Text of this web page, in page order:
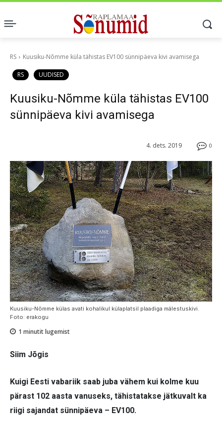
RS Kuusiku-Nõmme küla tähistas EV100 sünnipäeva kivi avamisega
RS UUDISED
Kuusiku-Nõmme küla tähistas EV100
sünnipäeva kivi avamisega
0
4. dets. 2019
Kuusiku-Nõmme külas avati kohalikul külaplatsil plaadiga mälestuskivi.
Foto: erakogu
1 minutit lugemist
Siim Jõgis
Kuigi Eesti vabariik saab juba vähem kui kolme kuu
pärast 102 aasta vanuseks, tähistatakse jätkuvalt ka
riigi sajandat sünnipäeva – EV100.